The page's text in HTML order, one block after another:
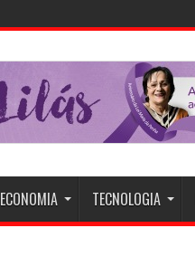
ECONOMIA TECNOLOGIA